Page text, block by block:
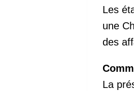
Les
une
des
La